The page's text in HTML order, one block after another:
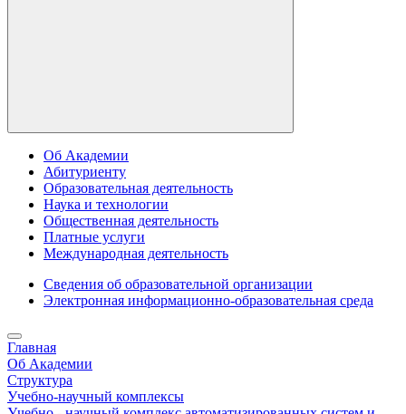
Об Академии
Абитуриенту
Образовательная деятельность
Наука и технологии
Общественная деятельность
Платные услуги
Международная деятельность
Сведения об образовательной организации
Электронная информационно-образовательная среда
Главная
Об Академии
Структура
Учебно-научный комплексы